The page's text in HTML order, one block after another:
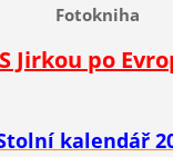
Fotokniha
S Jirkou po
kalendář